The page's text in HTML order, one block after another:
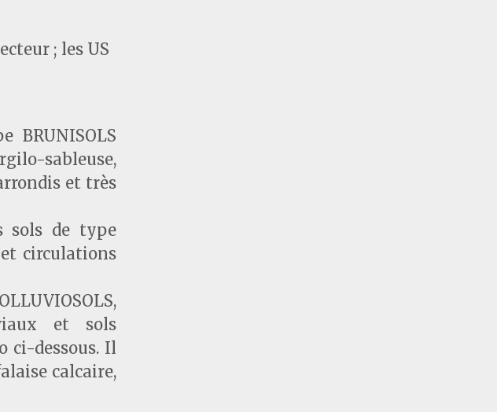
; les US
BRUNISOLS
sableuse,
et très
sols de type
circulations
et sols
ci-dessous. Il
calcaire,